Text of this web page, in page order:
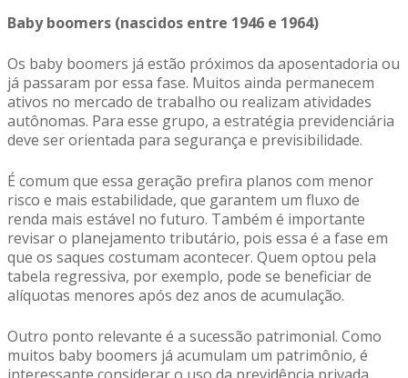
Baby boomers (nascidos entre 1946 e 1964)
Os baby boomers já estão próximos da aposentadoria ou
já passaram por essa fase. Muitos ainda permanecem
ativos no mercado de trabalho ou realizam atividades
autônomas. Para esse grupo, a estratégia previdenciária
deve ser orientada para segurança e previsibilidade.
É comum que essa geração prefira planos com menor
risco e mais estabilidade, que garantem um fluxo de
renda mais estável no futuro. Também é importante
revisar o planejamento tributário, pois essa é a fase em
que os saques costumam acontecer. Quem optou pela
tabela regressiva, por exemplo, pode se beneficiar de
alíquotas menores após dez anos de acumulação.
Outro ponto relevante é a sucessão patrimonial. Como
muitos baby boomers já acumulam um patrimônio, é